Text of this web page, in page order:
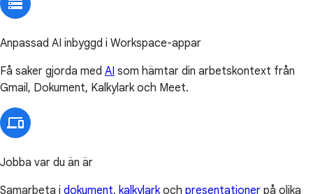
Anpassad AI inbyggd i Workspace-appar
Få saker gjorda med AI som hämtar din arbetskontext från
Gmail, Dokument, Kalkylark och Meet.
Jobba var du än är
Samarbeta i dokument, kalkylarkoch presentationer på olika